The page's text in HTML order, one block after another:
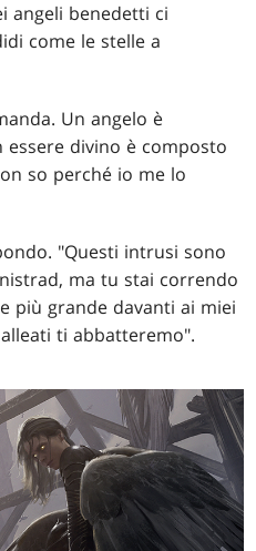
angeli benedetti ci
come le stelle a
Un angelo è
divino è composto
so perché io me lo
"Questi intrusi sono
ma tu stai correndo
più grande davanti ai miei
ti abbatteremo".